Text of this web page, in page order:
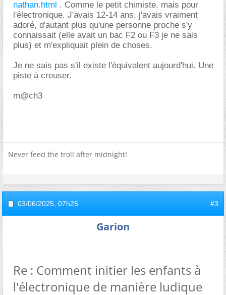
nathan.html . Comme le petit chimiste, mais pour
l'électronique. J'avais 12-14 ans, j'avais vraiment
adoré, d'autant plus qu'une personne proche s'y
connaissait (elle avait un bac F2 ou F3 je ne sais
plus) et m'expliquait plein de choses.
Je ne sais pas s'il existe l'équivalent aujourd'hui. Une
piste à creuser.
m@ch3
Never feed the troll after midnight!
03/06/2025, 07h25 #3
Garion
Re : Comment initier les enfants à
l'électronique de manière ludique